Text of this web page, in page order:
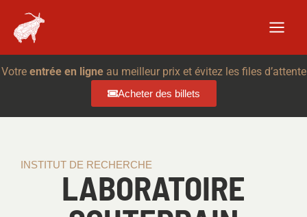
contenu
Votre entrée en ligneau meilleur prix et évitez les files d’attente
Acheter des billets
INSTITUT DE RECHERCHE
LABORATOIRE